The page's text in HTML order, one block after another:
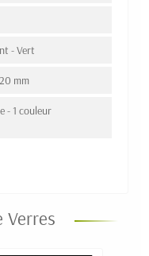
- Vert
mm
- 1 couleur
Verres